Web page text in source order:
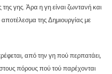
γης. Άρα η γη είναι ζωντανή και
της Δημιουργίας με
από την γη πού περπατάει,
πόρους πού τού παρέχονται